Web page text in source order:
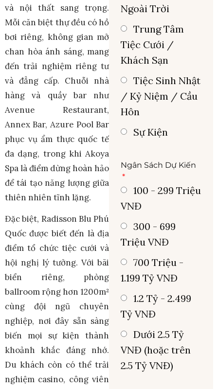
và nội thất sang trọng.
Mỗi căn biệt thự đều có hồ
bơi riêng, không gian mở
chan hòa ánh sáng, mang
đến trải nghiệm riêng tư
và đẳng cấp. Chuỗi nhà
hàng và quầy bar như
Avenue Restaurant,
Annex Bar, Azure Pool Bar
phục vụ ẩm thực quốc tế
đa dạng, trong khi Akoya
Spa là điểm dừng hoàn hảo
để tái tạo năng lượng giữa
thiên nhiên tĩnh lặng.
Đặc biệt, Radisson Blu Phú
Quốc được biết đến là địa
điểm tổ chức tiệc cưới và
hội nghị lý tưởng. Với bãi
biển riêng, phòng
ballroom rộng hơn 1200m²
cùng đội ngũ chuyên
nghiệp, nơi đây sẵn sàng
biến mọi sự kiện thành
khoảnh khắc đáng nhớ.
Du khách còn có thể trải
nghiệm casino, công viên
Ngoài Trời
Trung Tâm
Tiệc Cưới /
Khách Sạn
Tiệc Sinh Nhật
/ Kỷ Niệm / Cầu
Hôn
Sự Kiện
Ngân Sách Dự Kiến
100 - 299 Triệu
VNĐ
300 - 699
Triệu VNĐ
700 Triệu -
1.199 Tỷ VNĐ
1.2 Tỷ - 2.499
Tỷ VNĐ
Dưới 2.5 Tỷ
VNĐ (hoặc trên
2.5 Tỷ VNĐ)